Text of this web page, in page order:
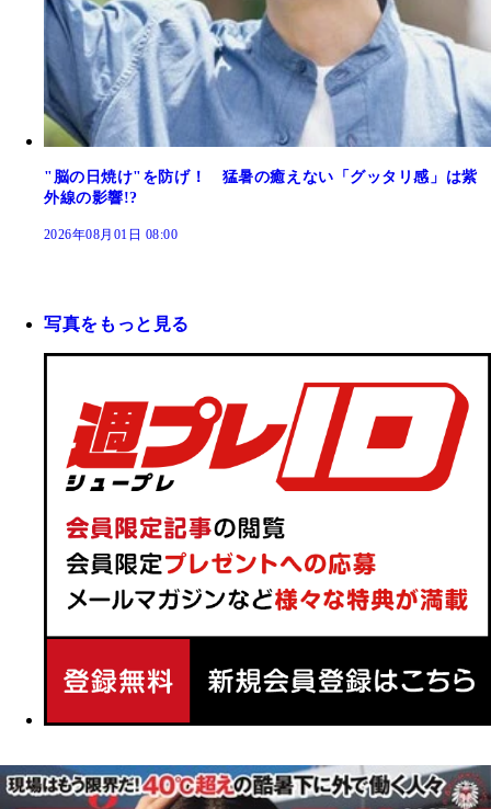
"脳の日焼け"を防げ！ 猛暑の癒えない「グッタリ感」は紫
外線の影響!?
2026年08月01日 08:00
写真をもっと見る